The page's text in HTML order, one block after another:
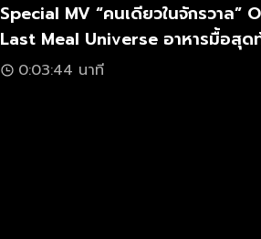
Special MV “คนเดียวในจักรวาล”
Last Meal Universe อาหารมื้อสุด
ก่อนโลกกลายเป็นทางด่วนอวกาศ
0:03:44 นาที